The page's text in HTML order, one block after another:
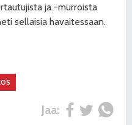
ja -murroista
sellaisia havaitessaan.
Jaa: